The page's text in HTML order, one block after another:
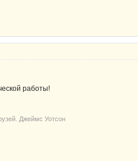
работы!
Джеймс Уотсон